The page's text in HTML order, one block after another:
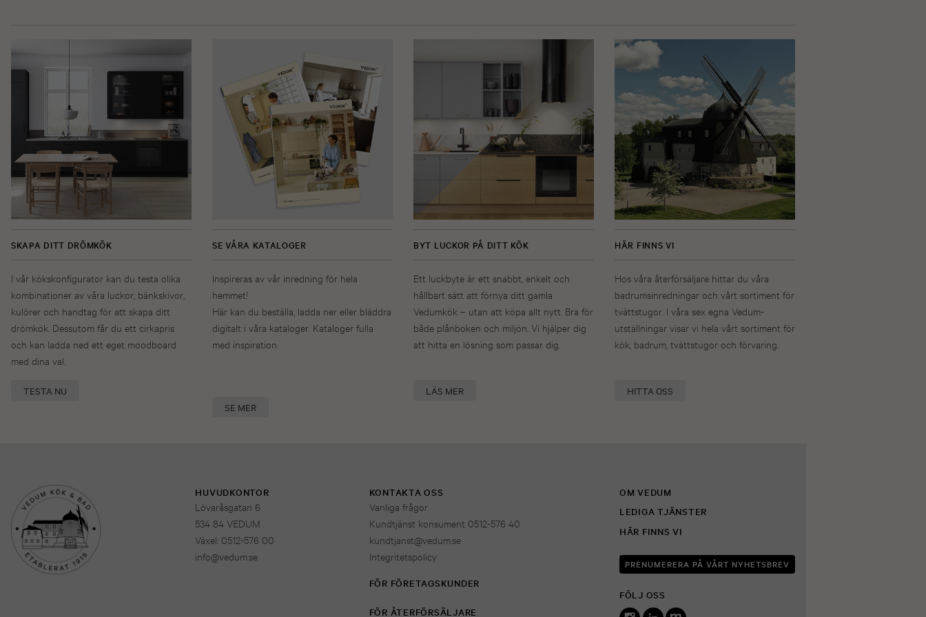
SKAPA DITT DRÖMKÖK
I vår kökskonfigurator kan du testa olika
kombinationer av våra luckor, bänkskivor,
kulörer och handtag för att skapa ditt
drömkök. Dessutom får du ett cirkapris
och kan ladda ned ett eget moodboard
med dina val.
TESTA NU
SE VÅRA KATALOGER
Inspireras av vår inredning för hela
hemmet!
Här kan du beställa, ladda ner eller bläddra
digitalt i våra kataloger. Kataloger fulla
med inspiration.
SE MER
BYT LUCKOR PÅ DITT KÖK
Ett luckbyte är ett snabbt, enkelt och
hållbart sätt att förnya ditt gamla
Vedumkök – utan att köpa allt nytt. Bra för
både plånboken och miljön. Vi hjälper dig
att hitta en lösning som passar dig.
LÄS MER
HÄR FINNS VI
Hos våra återförsäljare hittar du våra
badrumsinredningar och vårt sortiment för
tvättstugor. I våra sex egna Vedum-
utställningar visar vi hela vårt sortiment för
kök, badrum, tvättstugor och förvaring.
HITTA OSS
HUVUDKONTOR
Lövaråsgatan 6
534 84 VEDUM
Växel: 0512-576 00
info@vedum.se
KONTAKTA OSS
Vanliga frågor
Kundtjänst konsument 0512-576 40
kundtjanst@vedum.se
Integritetspolicy
FÖR FÖRETAGSKUNDER
FÖR ÅTERFÖRSÄLJARE
OM VEDUM
LEDIGA TJÄNSTER
HÄR FINNS VI
PRENUMERERA PÅ VÅRT NYHETSBREV
FÖLJ OSS